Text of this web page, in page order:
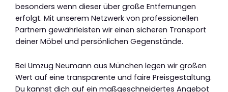
besonders wenn dieser über große Entfernungen
erfolgt. Mit unserem Netzwerk von professionellen
Partnern gewährleisten wir einen sicheren Transport
deiner Möbel und persönlichen Gegenstände.
Bei Umzug Neumann aus München legen wir großen
Wert auf eine transparente und faire Preisgestaltung.
Du kannst dich auf ein maßgeschneidertes Angebot